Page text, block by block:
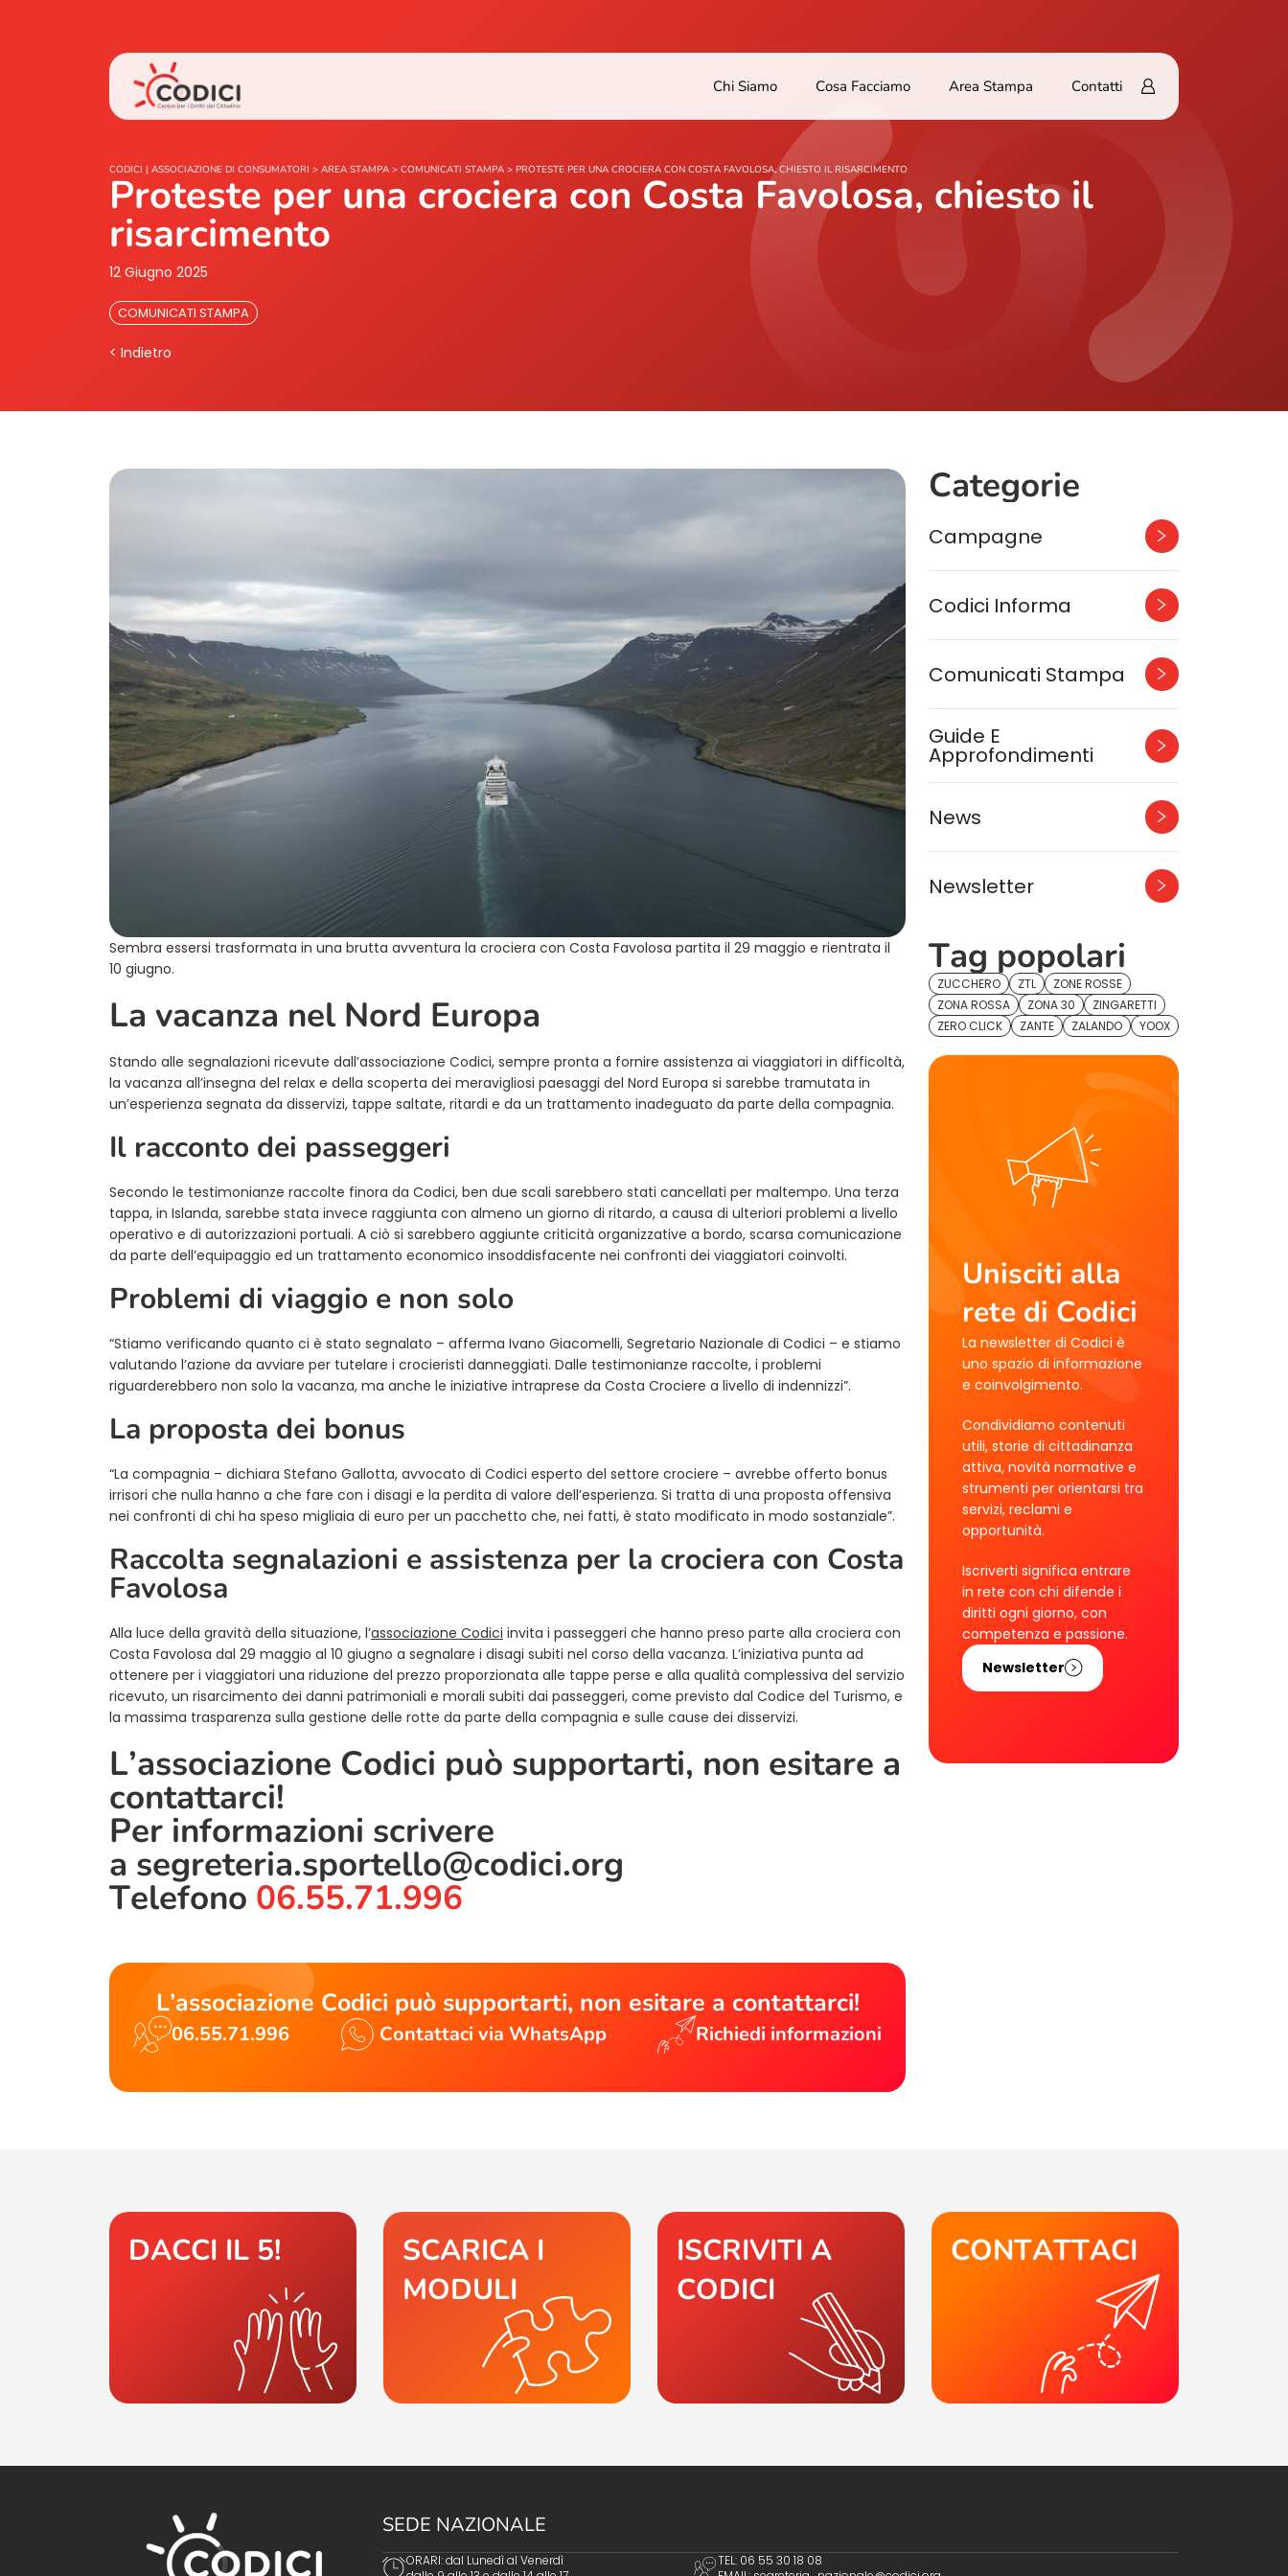
Chi Siamo Cosa Facciamo Area Stampa Contatti
CODICI | ASSOCIAZIONE DI CONSUMATORI > AREA STAMPA > COMUNICATI STAMPA > PROTESTE PER UNA CROCIERA CON COSTA FAVOLOSA, CHIESTO IL RISARCIMENTO
Proteste per una crociera con Costa Favolosa, chiesto il
risarcimento
12 Giugno 2025
COMUNICATI STAMPA
< Indietro
Sembra essersi trasformata in una brutta avventura la crociera con Costa Favolosa partita il 29 maggio e rientrata il
10 giugno.
La vacanza nel Nord Europa
Stando alle segnalazioni ricevute dall’associazione Codici, sempre pronta a fornire assistenza ai viaggiatori in difficoltà,
la vacanza all’insegna del relax e della scoperta dei meravigliosi paesaggi del Nord Europa si sarebbe tramutata in
un’esperienza segnata da disservizi, tappe saltate, ritardi e da un trattamento inadeguato da parte della compagnia.
Il racconto dei passeggeri
Secondo le testimonianze raccolte finora da Codici, ben due scali sarebbero stati cancellati per maltempo. Una terza
tappa, in Islanda, sarebbe stata invece raggiunta con almeno un giorno di ritardo, a causa di ulteriori problemi a livello
operativo e di autorizzazioni portuali. A ciò si sarebbero aggiunte criticità organizzative a bordo, scarsa comunicazione
da parte dell’equipaggio ed un trattamento economico insoddisfacente nei confronti dei viaggiatori coinvolti.
Problemi di viaggio e non solo
“Stiamo verificando quanto ci è stato segnalato – afferma Ivano Giacomelli, Segretario Nazionale di Codici – e stiamo
valutando l’azione da avviare per tutelare i crocieristi danneggiati. Dalle testimonianze raccolte, i problemi
riguarderebbero non solo la vacanza, ma anche le iniziative intraprese da Costa Crociere a livello di indennizzi”.
La proposta dei bonus
“La compagnia – dichiara Stefano Gallotta, avvocato di Codici esperto del settore crociere – avrebbe offerto bonus
irrisori che nulla hanno a che fare con i disagi e la perdita di valore dell’esperienza. Si tratta di una proposta offensiva
nei confronti di chi ha speso migliaia di euro per un pacchetto che, nei fatti, è stato modificato in modo sostanziale”.
Raccolta segnalazioni e assistenza per la crociera con Costa
Favolosa
Alla luce della gravità della situazione, l’associazione Codici invita i passeggeri che hanno preso parte alla crociera con
Costa Favolosa dal 29 maggio al 10 giugno a segnalare i disagi subiti nel corso della vacanza. L’iniziativa punta ad
ottenere per i viaggiatori una riduzione del prezzo proporzionata alle tappe perse e alla qualità complessiva del servizio
ricevuto, un risarcimento dei danni patrimoniali e morali subiti dai passeggeri, come previsto dal Codice del Turismo, e
la massima trasparenza sulla gestione delle rotte da parte della compagnia e sulle cause dei disservizi.
L’associazione Codici può supportarti, non esitare a
contattarci!
Per informazioni scrivere
a segreteria.sportello@codici.org
Telefono 06.55.71.996
L’associazione Codici può supportarti, non esitare a contattarci!
06.55.71.996 Contattaci via WhatsApp Richiedi informazioni
Categorie
Campagne
Codici Informa
Comunicati Stampa
Guide E
Approfondimenti
News
Newsletter
Tag popolari
ZUCCHERO ZTL
ZONE ROSSE
ZONA ROSSA
ZONA 30
ZINGARETTI
ZERO CLICK
ZANTE ZALANDO YOOX
Unisciti alla
rete di Codici
La newsletter di Codici è
uno spazio di informazione
e coinvolgimento.
Condividiamo contenuti
utili, storie di cittadinanza
attiva, novità normative e
strumenti per orientarsi tra
servizi, reclami e
opportunità.
Iscriverti significa entrare
in rete con chi difende i
diritti ogni giorno, con
competenza e passione.
Newsletter
DACCI IL 5!
SCARICA I
MODULI
ISCRIVITI A
CODICI
CONTATTACI
SEDE NAZIONALE
ORARI: dal Lunedì al Venerdì
TEL: 06 55 30 18 08